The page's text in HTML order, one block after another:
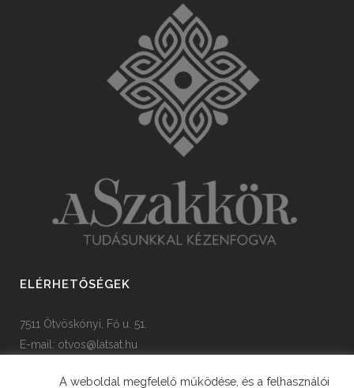
ELÉRHETŐSÉGEK
7511 Ötvöskónyi, Fő u. 51.
E-mail: otvos@latsat.hu
A weboldal megfelelő működése, és a felhasználói